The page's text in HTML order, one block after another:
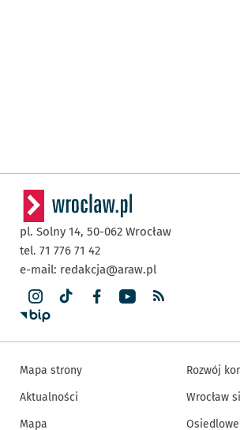
pl. Solny 14, 50-062 Wrocław
tel. 71 776 71 42
e-mail: redakcja@araw.pl
Mapa strony
Aktualności
Mapa
Rozwój
Wrocław
Osiedlowe